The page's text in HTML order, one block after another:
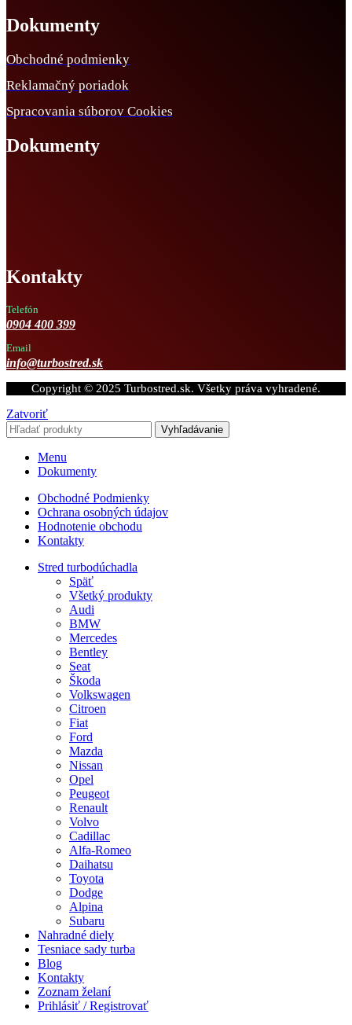
Dokumenty
Obchodné podmienky
Reklamačný poriadok
Spracovania súborov Cookies
Dokumenty
Kontakty
Telefón
0904 400 399
Email
info@turbostred.sk
Copyright © 2025 Turbostred.sk. Všetky práva vyhradené.
Zatvoriť
Vyhľadávanie
Menu
Dokumenty
Obchodné Podmienky
Ochrana osobných údajov
Hodnotenie obchodu
Kontakty
Stred turbodúchadla
Späť
Všetký produkty
Audi
BMW
Mercedes
Bentley
Seat
Škoda
Volkswagen
Citroen
Fiat
Ford
Mazda
Nissan
Opel
Peugeot
Renault
Volvo
Cadillac
Alfa-Romeo
Daihatsu
Toyota
Dodge
Alpina
Subaru
Nahradné diely
Tesniace sady turba
Blog
Kontakty
Zoznam želaní
Prihlásiť / Registrovať